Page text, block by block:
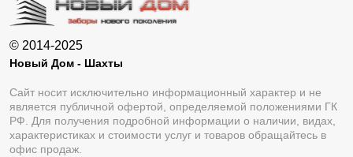
© 2014-2025
Новый Дом - Шахты
Сайт носит исключительно информационный характер и не
является публичной офертой, определяемой положениями ГК
РФ. Для получения подробной информации о наличии, видах,
характеристиках и стоимости услуг и товаров обращайтесь в
офис продаж.